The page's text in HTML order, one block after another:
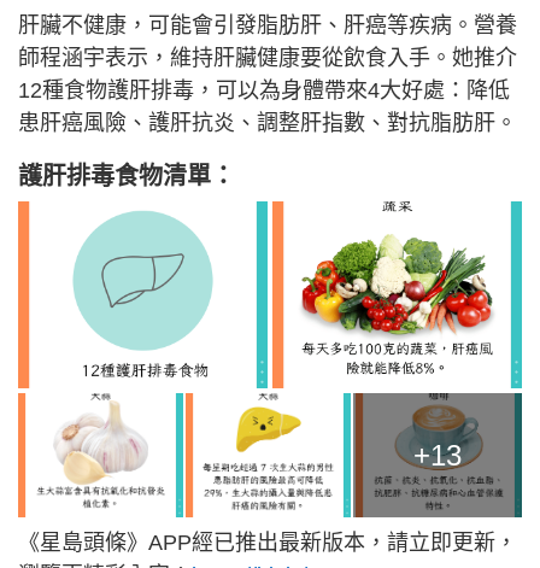
肝臟不健康，可能會引發脂肪肝、肝癌等疾病。營養
師程涵宇表示，維持肝臟健康要從飲食入手。她推介
12種食物護肝排毒，可以為身體帶來4大好處：降低
患肝癌風險、護肝抗炎、調整肝指數、對抗脂肪肝。
護肝排毒食物清單：
+13
《星島頭條》APP經已推出最新版本，請立即更新，